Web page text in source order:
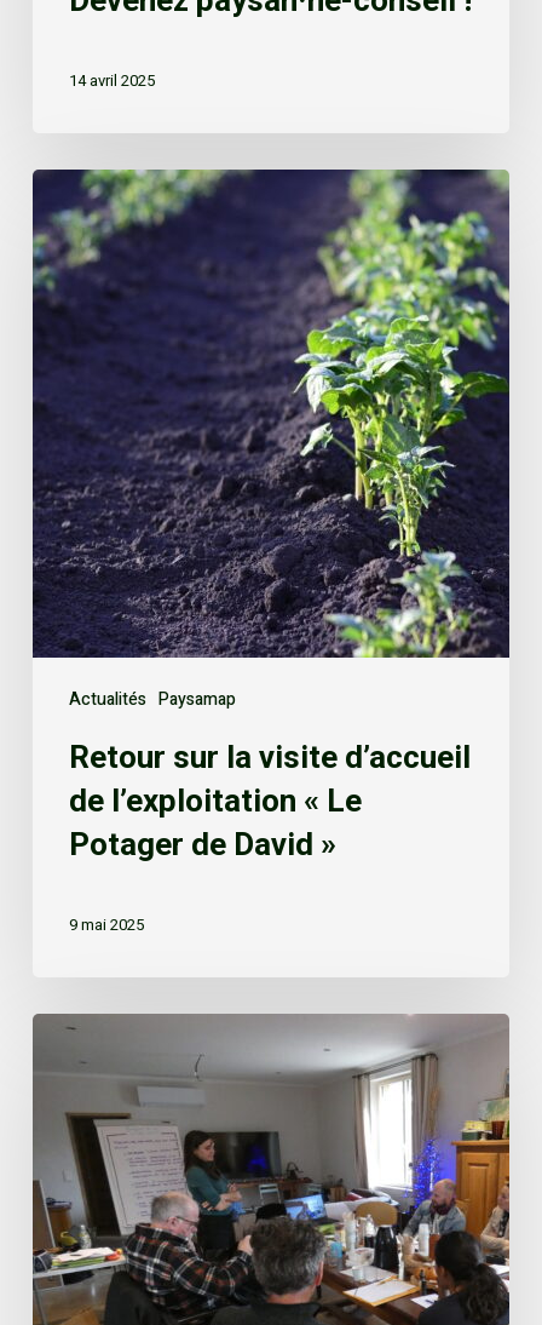
14 avril 2025
Actualités Paysamap
Retour sur la visite d’accueil
de l’exploitation « Le
Potager de David »
9 mai 2025